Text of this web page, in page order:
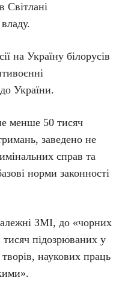
Світлані
на Україну білорусів
України.
менше 50 тисяч
заведено не
справ та
норми законності
ЗМІ, до «чорних
підозрюваних у
творів, наукових праць